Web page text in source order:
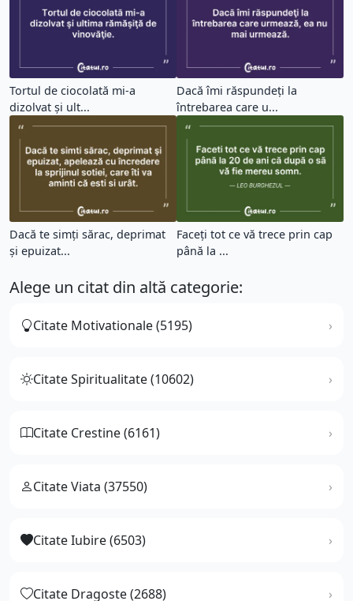
Tortul de ciocolată mi-a
dizolvat şi ult...
Dacă îmi răspundeţi la
întrebarea care u...
Dacă te simți sărac, deprimat
şi epuizat...
Faceți tot ce vă trece prin cap
până la ...
Alege un citat din altă categorie:
Citate Motivationale (5195)
Citate Spiritualitate (10602)
Citate Crestine (6161)
Citate Viata (37550)
Citate Iubire (6503)
Citate Dragoste (2688)